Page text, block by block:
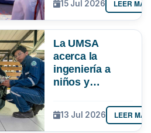
Bs 19 MM para
la economía
15 Jul 2026 LEER MÁS
La UMSA
acerca la
ingeniería a
niños y
con un curso de
robótica
13 Jul 2026 LEER MÁS